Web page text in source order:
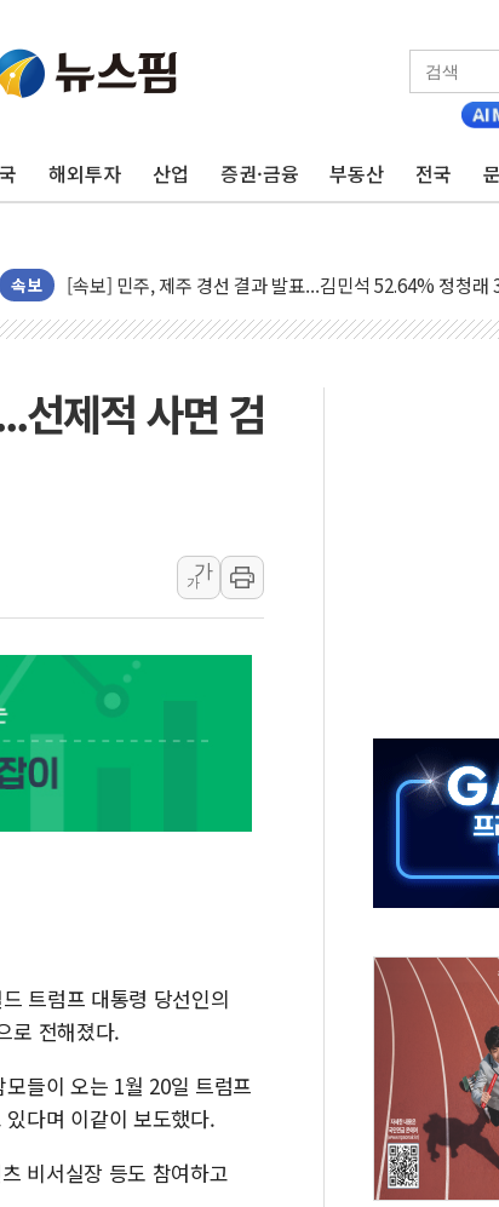
해외투자 산업 증권·금융 부동산 전국
속보
[속보] 민주, 제주·인천 경선 결과 발표...김민석 47.75%
[속보] 민주, 인천 경선 결과 발표...김민석 45.09% 정청
이번주 국내 주요 금융일정(8.10~8.14)
美, 이란전 출구전략 만지작…공습 한계·탄약 부족 현실화
폐기물 수거하다 참변…60대 환경미화원 수거차에 치여 사
서울 중랑구 주택가서 흉기 난동…60대 남성 2명 숨져
인천 선재도 갯벌서 해루질 중 실종 60대 나흘만에 숨진 채
인천서 말다툼 중 어머니 흉기 살해 10대 아들 체포
李대통령, ISA 개편 재검토 지시…與 "적극 환영"·野 "졸속
연일 폭염에 온열질환 사망 23명…정부, 비상대응기구 가
中 전방위 아파트 부양, 수도 베이징도 부동산 규제 철폐
인제 용대리 계곡서 수위 상승으로 피서객 7명 고립…전원
동해시, 11~14일 '별똥별 멍' 운영…페르세우스 유성우 관
선제적 사면 검
가
가
트럼프 대통령 당선인의
로 전해졌다.
들이 오는 1월 20일 트럼프
다며 이같이 보도했다.
비서실장 등도 참여하고